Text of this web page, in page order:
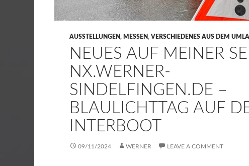
AUSSTELLUNGEN, MESSEN, VERSCHIEDENES AUS DEM
NEUES AUF MEINER
NX.WERNER-
SINDELFINGEN.DE –
BLAULICHTTAG AUF
INTERBOOT
09/11/2024 WERNER LEAVE A COMMENT